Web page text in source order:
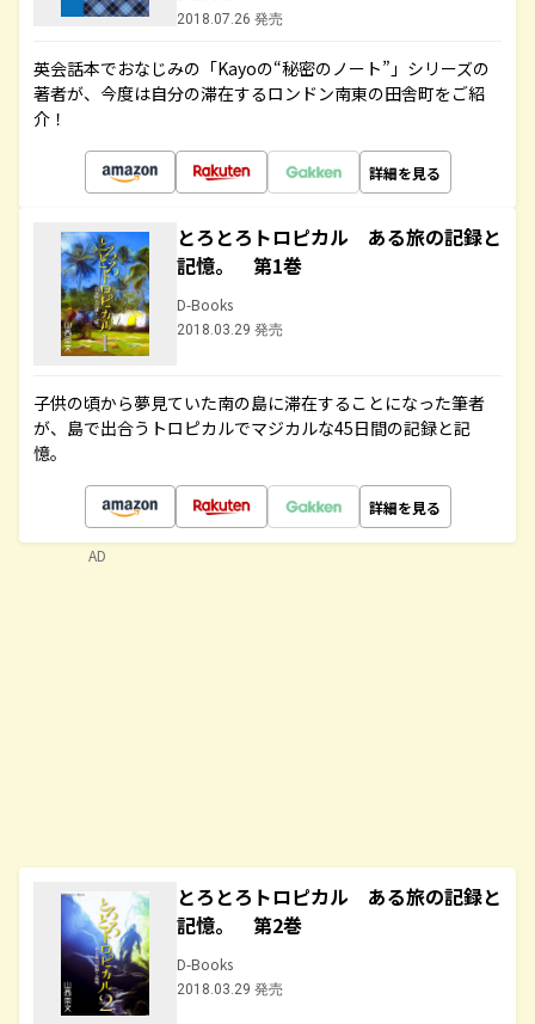
2018.07.26 発売
英会話本でおなじみの「Kayoの“秘密のノート”」シリーズの
著者が、今度は自分の滞在するロンドン南東の田舎町をご紹
介！
詳細を見る
とろとろトロピカル ある旅の記録と
記憶。 第1巻
D-Books
2018.03.29 発売
子供の頃から夢見ていた南の島に滞在することになった筆者
が、島で出合うトロピカルでマジカルな45日間の記録と記
憶。
詳細を見る
とろとろトロピカル ある旅の記録と
記憶。 第2巻
D-Books
2018.03.29 発売
AD